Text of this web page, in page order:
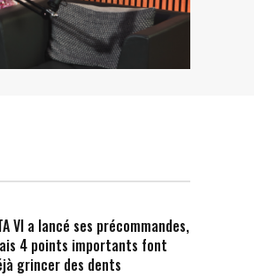
VI a lancé ses précommandes,
4 points importants font
grincer des dents